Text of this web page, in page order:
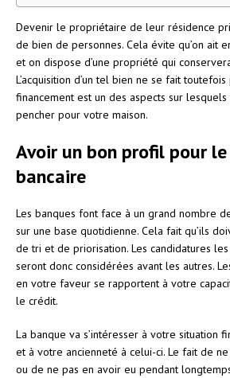
Devenir le propriétaire de leur résidence
de bien de personnes. Cela évite qu’on ait
et on dispose d’une propriété qui
L’acquisition d’un tel bien ne se fait
financement est un des aspects sur
pencher pour votre maison.
Avoir un bon profil pour
bancaire
Les banques font face à un grand nombre
sur une base quotidienne. Cela fait qu’ils
de tri et de priorisation. Les candidatures
seront donc considérées avant les autres.
en votre faveur se rapportent à votre
le crédit.
La banque va s’intéresser à votre situation
et à votre ancienneté à celui-ci. Le fait de
ou de ne pas en avoir eu pendant